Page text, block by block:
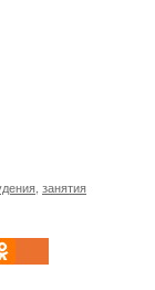
занятия